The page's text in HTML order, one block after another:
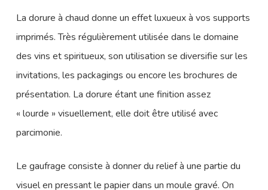
La dorure à chaud donne un effet luxueux à vos supports
imprimés. Très régulièrement utilisée dans le domaine
des vins et spiritueux, son utilisation se diversifie sur les
invitations, les packagings ou encore les brochures de
présentation. La dorure étant une finition assez
« lourde » visuellement, elle doit être utilisé avec
parcimonie.
Le gaufrage consiste à donner du relief à une partie du
visuel en pressant le papier dans un moule gravé. On